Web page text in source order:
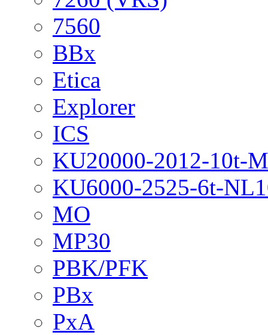
7560
BBx
Etica
Explorer
ICS
KU20000-2012-10t-
KU6000-2525-6t-
MO
MP30
PBK/PFK
PBx
PxA